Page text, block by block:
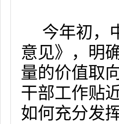
今年初，
意见》，明
量的价值取
干部工作贴
如何充分发